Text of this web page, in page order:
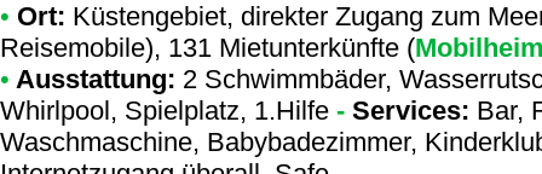
• Ort: Küstengebiet, direkter Zugang zum
Reisemobile), 131 Mietunterkünfte (
• Ausstattung: 2 Schwimmbäder,
Whirlpool, Spielplatz, 1.Hilfe - Services: Bar,
Waschmaschine, Babybadezimmer,